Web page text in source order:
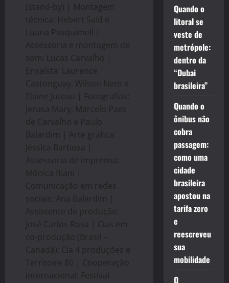
(stand-by) | Montagem
técnica: Hebert Said e
Luana Pasquimell |
Assessoria e montagem de
som: Lucas Carvalho |
Ensaísta: Laurence
Castonguay, Wilson Neto e
Elaine Juteau | Fotografias:
Jerusa Mary, Marcelo Paes
de Carvalho e Paulo
Balardim | Arte gráfica:
Jéssica Barbosa |
Assessoria de imprensa:
Mônica Riani |
Comunicação em redes
sociais: Ana Balardim |
Assistente de produção:
José Carlos Rosa | Cias em
co-produção (Brasil –
Canadá): Cia 4 produções e
Territoire 80 | Cooperação
internacional: Festival
Quando o
litoral se
veste de
metrópole:
dentro da
“Dubai
brasileira”
Quando o
ônibus não
cobra
passagem:
como uma
cidade
brasileira
apostou na
tarifa zero
e
reescreveu
sua
mobilidade
O